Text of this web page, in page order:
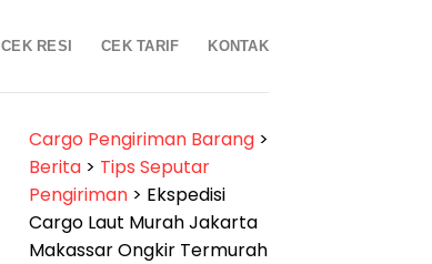
CEK RESI CEK TARIF KONTAK
Cargo Pengiriman Barang>
Berita> Tips Seputar
Pengiriman> Ekspedisi
Cargo Laut Murah Jakarta
Makassar Ongkir Termurah